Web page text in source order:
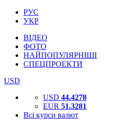
РУС
УКР
ВІДЕО
ФОТО
НАЙПОПУЛЯРНІШІ
СПЕЦПРОЕКТИ
USD
USD 44.4278
EUR 51.3281
Всі курси валют